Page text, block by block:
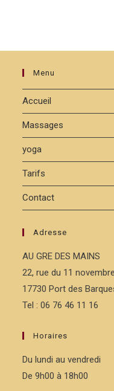
Menu
Accueil
Massages
yoga
Tarifs
Contact
Adresse
AU GRE DES MAINS
22, rue du 11 novembre
17730 Port des
Tel : 06 76 46 11 16
Horaires
Du lundi au vendredi
De 9h00 à 18h00